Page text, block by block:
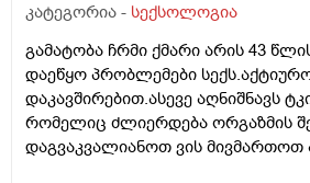
მინდა მეუღლესთან
ოცჯერაც რომ მქონდეს სექსი
მეუღლეს კვირაში სამ ითხჯერ
დაუკმაყოფილებელი
ფსიქოლოგიური მომენტი იყოს?ან
უკმარისობის ბრალი?ან მე
აუქვეითეთ ეს გრძნობა დამეხმარეთ
კატეგორია - სექსოლოგია
გამატობა ჩრმი ქმარი არის 43
დაეწყო პრობლემები
დაკავშირებით.ასევე აღნიშნავს
რომელიც ძლიერდება ორგაზმის
დაგვაკვალიანოთ ვის მივმართოთ